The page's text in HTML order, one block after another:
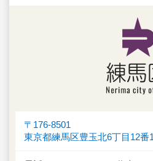
〒176-8501
東京都練馬区豊玉北6丁目12番